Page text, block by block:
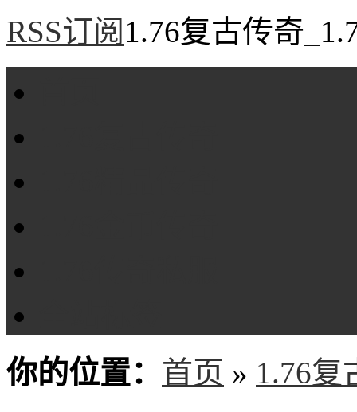
RSS订阅 1.76复古传奇
你的位置： 首页 » 1.76复